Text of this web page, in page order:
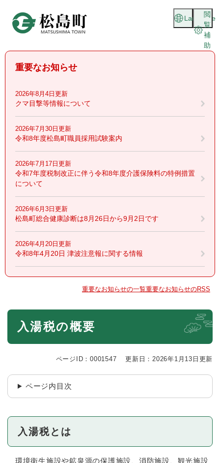
頭
閲
覧
補
助
Language
重要なお知らせ
2026年8月4日更新
クマ目撃等情報について
2026年7月30日更新
令和8年度松島町職員採用試験案内
2026年7月17日更新
令和7年度税制改正に伴う令和8年度介護保険料の特例措置
について
2026年6月3日更新
松島町総合健康診断は8月26日から9月2日です
2026年4月20日更新
令和8年4月20日 津波注意報に関する情報
重要なお知らせの一覧重要なお知らせのRSS
本
入湯税の概要
ページID：0001547 更新日：2026年1月13日更新
ページ内目次
入湯税とは
環境衛生施設や鉱泉源の保護施設、消防施設、観光施設